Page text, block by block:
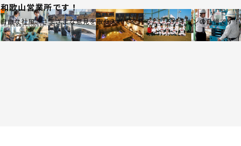
和歌山営業所です！
自由な社風、さまざまな意見を取り入れてくれるところがキナンの自慢です！